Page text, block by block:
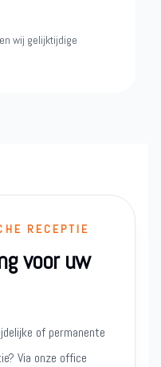
wij gelijktijdige
RECEPTIE
voor uw
of permanente
Via onze office